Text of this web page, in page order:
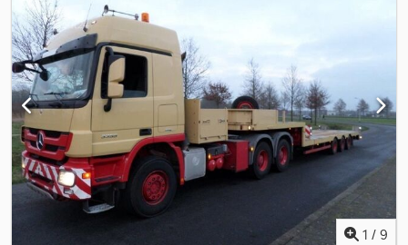
ilma, renkaan koko:275 / 70 R22.5 – Good Year
Valmistusvuosi:2024,
1 / 9